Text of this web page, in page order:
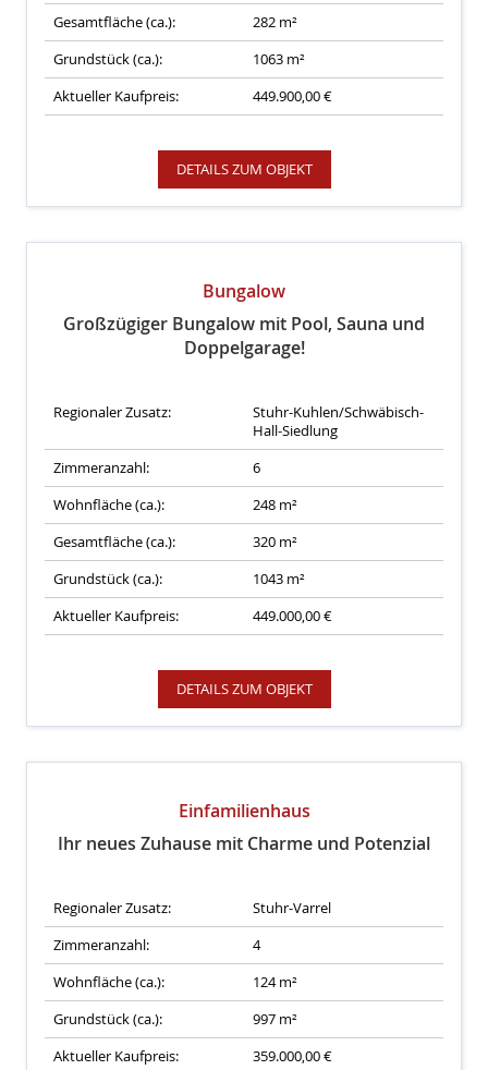
Gesamtfläche (ca.):
282 m²
Grundstück (ca.):
1063 m²
Aktueller Kaufpreis:
449.900,00 €
DETAILS ZUM OBJEKT
Bungalow
Großzügiger Bungalow mit Pool, Sauna und
Doppelgarage!
Regionaler Zusatz:
Stuhr-Kuhlen/Schwäbisch-
Hall-Siedlung
Zimmeranzahl:
6
Wohnfläche (ca.):
248 m²
Gesamtfläche (ca.):
320 m²
Grundstück (ca.):
1043 m²
Aktueller Kaufpreis:
449.000,00 €
DETAILS ZUM OBJEKT
Einfamilienhaus
Ihr neues Zuhause mit Charme und Potenzial
Regionaler Zusatz:
Stuhr-Varrel
Zimmeranzahl:
4
Wohnfläche (ca.):
124 m²
Grundstück (ca.):
997 m²
Aktueller Kaufpreis:
359.000,00 €